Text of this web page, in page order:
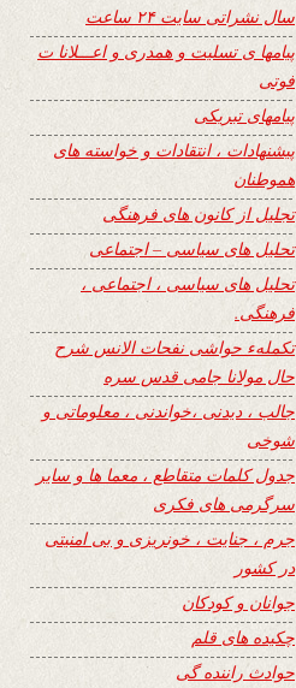
سال نشراتی سایت ۲۴ ساعت
پیامها ی تسلیت و همدری و اعـــلانا ت
فوتی
پیامهای تبریکی
پیشنهادات ، انتقادات و خواسته های
هموطنان
تجلیل از کانون های فرهنگی
تحلیل های سیاسی – اجتماعی
تحلیل های سیاسی ، اجتماعی ،
فرهنگی.
تکملهء حواشی نفحات الانس شرح
حال مولانا جامی قدس سره
جالب ، دیدنی ،خواندنی ، معلوماتی و
شوخی
جدول کلمات متقاطع ، معما ها و سایر
سرگرمی های فکری
جرم ، جنایت ، خونریزی و بی امنیتی
در کشور
جوانان و کودکان
چکیده های قلم
حوادث راننده گی